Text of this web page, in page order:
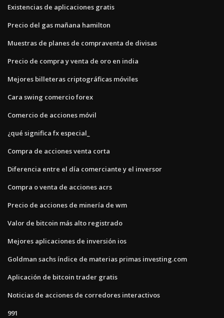
Existencias de aplicaciones gratis
Precio del gas mañana hamilton
Muestras de planes de compraventa de divisas
Precio de compra y venta de oro en india
Mejores billeteras criptográficas móviles
Cara swing comercio forex
Comercio de acciones móvil
¿qué significa fx especial_
Compra de acciones venta corta
Diferencia entre el día comerciante y el inversor
Compra o venta de acciones acrs
Precio de acciones de minería de wm
Valor de bitcoin más alto registrado
Mejores aplicaciones de inversión ios
Goldman sachs índice de materias primas investing.com
Aplicación de bitcoin trader gratis
Noticias de acciones de corredores interactivos
991